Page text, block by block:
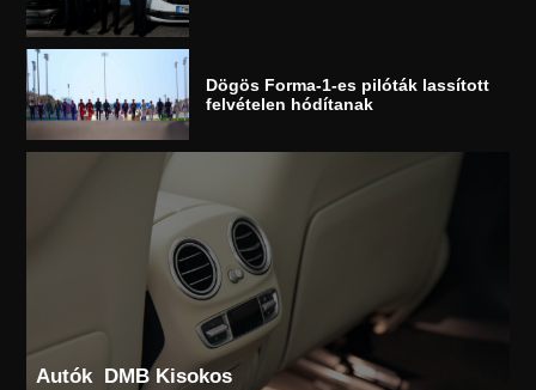
Dögös Forma-1-es pilóták lassított
felvételen hódítanak
Autók DMB Kisokos